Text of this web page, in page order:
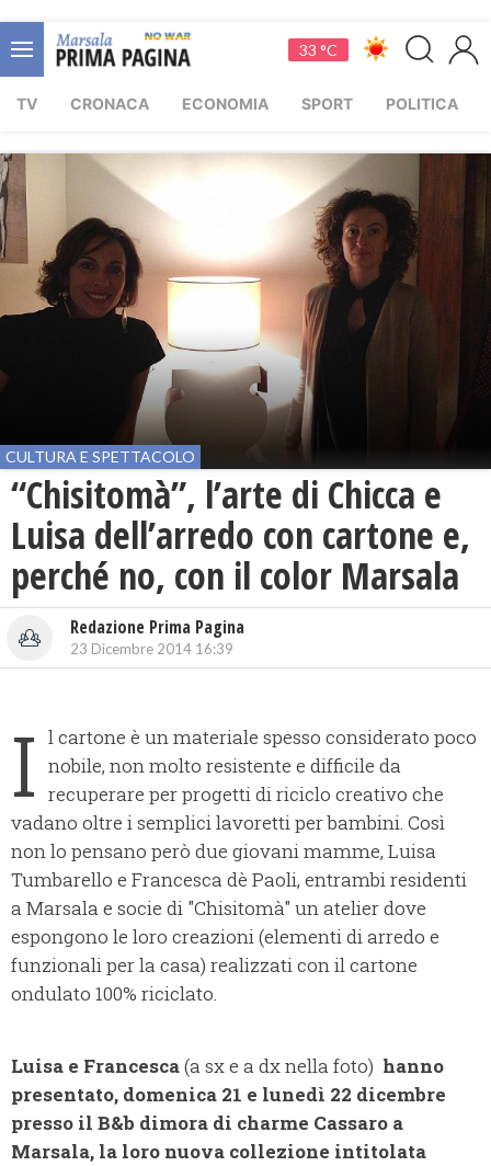
33 °C
TV CRONACA ECONOMIA SPORT POLITICA
CULTURA E SPETTACOLO
“Chisitomà”, l’arte di Chicca e
Luisa dell’arredo con cartone e,
perché no, con il color Marsala
Redazione Prima Pagina
23 Dicembre 2014 16:39
I l cartone è un materiale spesso considerato poco
nobile, non molto resistente e difficile da
recuperare per progetti di riciclo creativo che
vadano oltre i semplici lavoretti per bambini. Così
non lo pensano però due giovani mamme, Luisa
Tumbarello e Francesca dè Paoli, entrambi residenti
a Marsala e socie di "Chisitomà" un atelier dove
espongono le loro creazioni (elementi di arredo e
funzionali per la casa) realizzati con il cartone
ondulato 100% riciclato.
Luisa e Francesca(a sx e a dx nella foto) hanno
presentato, domenica 21 e lunedì 22 dicembre
presso il B&b dimora di charme Cassaro a
Marsala, la loro nuova collezione intitolata